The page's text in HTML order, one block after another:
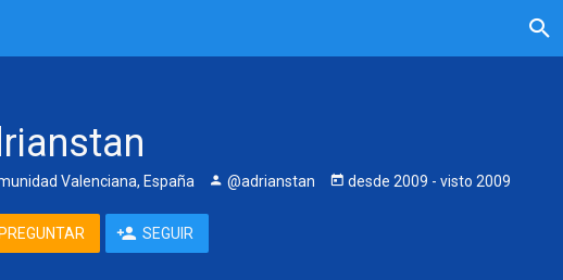
Valenciana, España @adrianstan desde 2009 - visto 2009
PREGUNTAR SEGUIR